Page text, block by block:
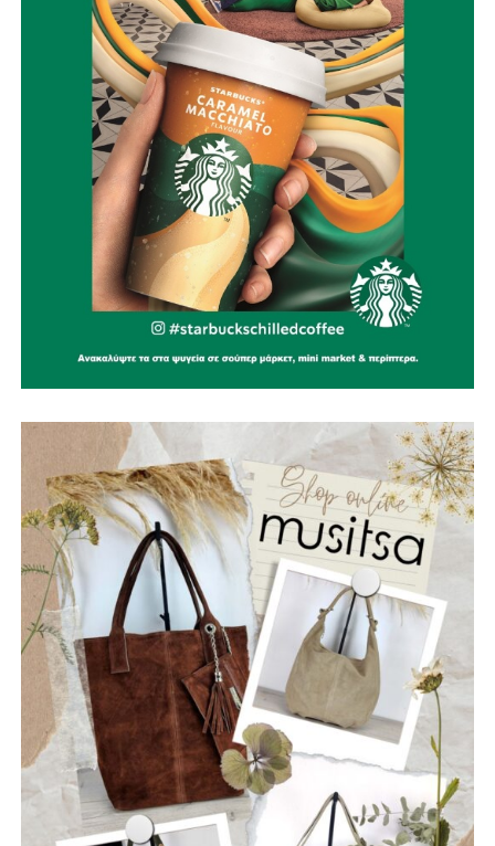
καταστροφών.
Με σχέδιο.
Με τεχνολογία.
Με εθελοντισμό.
Με συνεργασία.
Γιατί η καλύτερη πυρκαγιά είναι εκείνη που δεν θα
εκδηλωθεί ποτέ.
Την ίδια στιγμή, αποτίουμε φόρο τιμής στους
πυροσβέστες που έχασαν τη ζωή τους υπηρετώντας το
καθήκον. Η αυτοθυσία τους μας υπενθυμίζει ότι η
Πολιτική Προστασία δεν είναι μια θεωρητική έννοια, αλλά
ένας καθημερινός αγώνας που πολλές φορές πληρώνεται
με ανθρώπινες ζωές.
Παράλληλα, εκφράζουμε την αμέριστη συμπαράστασή μας
στους κατοίκους του όμορου Δήμου Δωρίδας, που
δοκιμάστηκαν από τις καταστροφικές πυρκαγιές. Οι
πληγές που αφήνει πίσω της η φωτιά δεν γνωρίζουν
διοικητικά όρια. Είναι πληγές που αφορούν ολόκληρη τη
Στερεά Ελλάδα και απαιτούν αλληλεγγύη, συντονισμό και
κοινή προσπάθεια.
Η Ναυπακτία αξίζει να είναι έτοιμη πριν από την επόμενη
κρίση. Η πρόληψη δεν είναι κόστος. Είναι η μεγαλύτερη
επένδυση στην ανθρώπινη ζωή, στο φυσικό περιβάλλον,
στην τοπική οικονομία και στο μέλλον του τόπου μας.
Ανδρέας Χ. Κωνσταντόπουλος
Επικεφαλής της παράταξης “Αλλάζουμε Πλεύση”